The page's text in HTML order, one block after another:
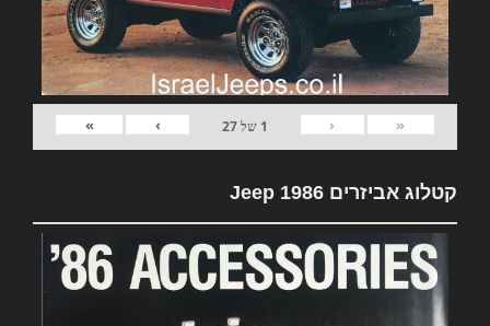
«
‹
1 של27
›
»
קטלוג אביזרים Jeep 1986